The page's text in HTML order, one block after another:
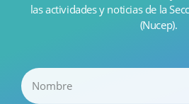
las actividades y noticias de la
(Nucep).